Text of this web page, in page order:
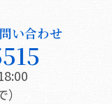
い合わせ